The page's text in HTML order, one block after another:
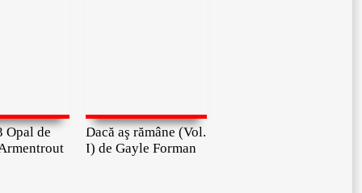
Opal de
Dacă aş rămâne (Vol.
I) de Gayle Forman